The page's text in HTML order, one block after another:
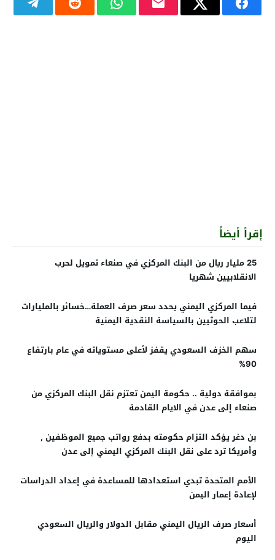
إقرأ أيضاً
25 مليار ريال من البنك المركزي في صنعاء تمويل لحرب
الانقلابيين شهريا
فيما المركزي اليمني يحدد سعر صرف العملة…خسائر بالمليارات
لتلاعب الحوثيين بالسياسة النقدية اليمنية
سهم الخزف السعودي يقفز لأعلى مستوياته في عام بارتفاع
90%
بموافقة دولية .. حكومة اليمن تعتزم نقل البنك المركزي من
صنعاء إلى عدن في الايام القادمة
بن دغر يؤكد التزام حكومته بدفع رواتب جميع الموظفين ,
وأمريكا ترد على نقل البنك المركزي اليمني إلى عدن
الأمم المتحدة تبدي استعدادها للمساعدة في إعداد الدراسات
لإعادة إعمار اليمن
أسعار صرف الريال اليمني مقابل الدولار والريال السعودي
اليوم